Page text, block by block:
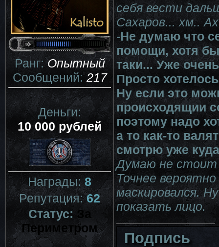
Ранг:Опытный
Сообщений:217
Деньги:
10 000 рублей
Награды:8
Репутация:62
Статус:За
Периметром
себя вести
Сахаров... хм..
-Не думаю что
помощи, хотя
таки... Уже
Просто
Ну если это
происходящии
поэтому надо
а то как-то
смотрю уже
Думаю не стоит
Точнее
маскировался.
показать лицо.
Подпись